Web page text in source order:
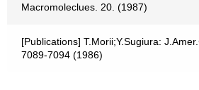
Macromoleclues. 20. (1987)
[Publications] T.Morii;Y.Sugiura:
7089-7094 (1986)